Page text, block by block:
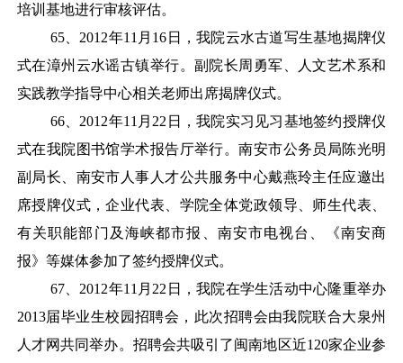
培训基地进行审核评估。
65、 2012年11月16日，我院云水古道写生基地揭牌仪
式在漳州云水谣古镇举行。副院长周勇军、人文艺术系和
实践教学指导中心相关老师出席揭牌仪式。
66、 2012年11月22日，我院实习见习基地签约授牌仪
式在我院图书馆学术报告厅举行。南安市公务员局陈光明
副局长、南安市人事人才公共服务中心戴燕玲主任应邀出
席授牌仪式，企业代表、学院全体党政领导、师生代表、
有关职能部门及海峡都市报、南安市电视台、《南安商
报》等媒体参加了签约授牌仪式。
67、 2012年11月22日，我院在学生活动中心隆重举办
2013届毕业生校园招聘会，此次招聘会由我院联合大泉州
人才网共同举办。招聘会共吸引了闽南地区近120家企业参